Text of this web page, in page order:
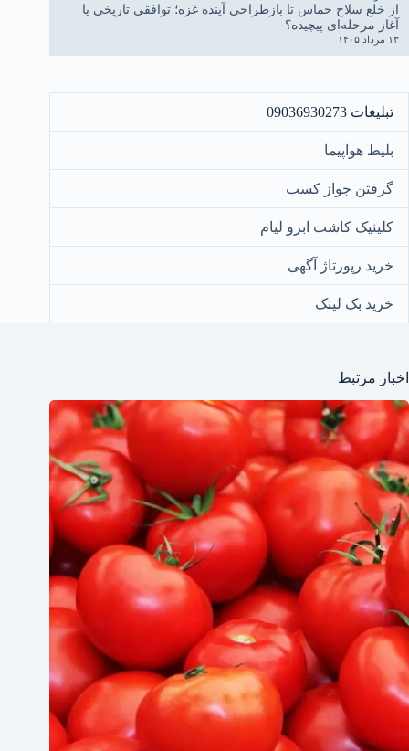
از خلع سلاح حماس تا بازطراحی آینده غزه؛ توافقی تاریخی یا
آغاز مرحله‌ای پیچیده؟
۱۳ مرداد ۱۴۰۵
تبلیغات 09036930273
بلیط هواپیما
گرفتن جواز کسب
کلینیک کاشت ابرو لیام
خرید رپورتاژ آگهی
خرید بک لینک
اخبار مرتبط